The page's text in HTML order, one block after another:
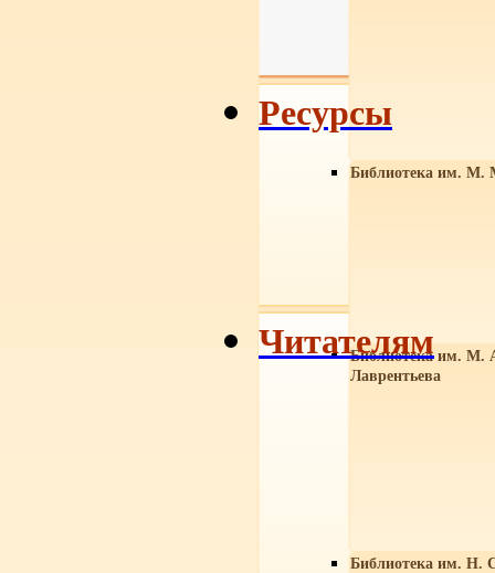
Библиотека им. М.
Библиотека им. М.
Лаврентьева
Библиотека им. Н.
Ресурсы
Читателям